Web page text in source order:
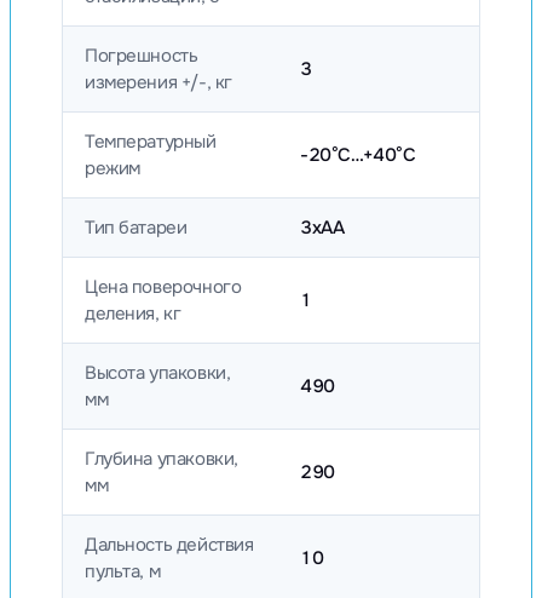
Погрешность
измерения +/-, кг
3
Температурный
режим
-20°C…+40°C
Тип батареи 3хАА
Цена поверочного
деления, кг
1
Высота упаковки,
мм
490
Глубина упаковки,
мм
290
Дальность действия
пульта, м
10